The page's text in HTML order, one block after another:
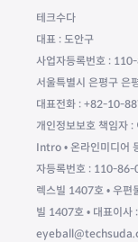
테크수다
대표 : 도안구
사업자등록번호 :
서울특별시 은평구 은
대표전화 : +82-10-
개인정보보호 책임자 :
Intro • 온라인미디어
자등록번호 : 110-86-
렉스빌 1407호 • 우편
빌 1407호 • 대표이사